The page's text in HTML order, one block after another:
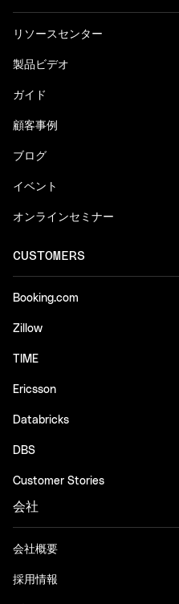
リソースセンター
製品ビデオ
ガイド
顧客事例
ブログ
イベント
オンラインセミナー
CUSTOMERS
Booking.com
Zillow
TIME
Ericsson
Databricks
DBS
Customer Stories
会社
会社概要
採用情報